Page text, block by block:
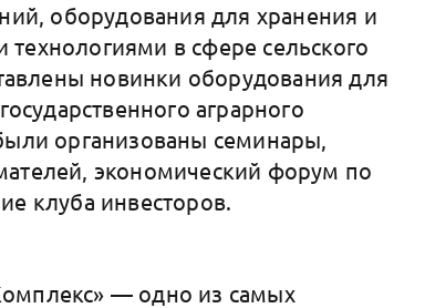
оборудования для хранения и
в сфере сельского
новинки оборудования для
аграрного
организованы семинары,
экономический форум по
клуба инвесторов.
— одно из самых